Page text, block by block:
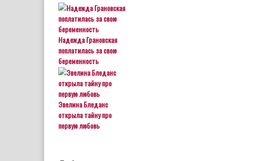
Надежда Грановская
поплатилась за свою
беременность
Эвелина Бледанс
открыла тайну про
первую любовь